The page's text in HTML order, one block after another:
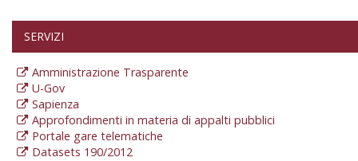
SERVIZI
Amministrazione Trasparente
U-Gov
Sapienza
Approfondimenti in materia di appalti pubblici
Portale gare telematiche
Datasets 190/2012